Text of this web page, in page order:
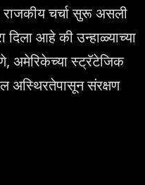
चर्चा सुरू असली
दिला आहे की उन्हाळ्याच्या
अमेरिकेच्या स्ट्रॅटेजिक
अस्थिरतेपासून संरक्षण